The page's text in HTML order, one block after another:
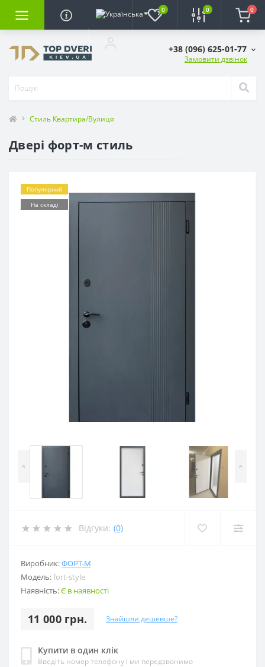
0 0 0
+38 (096) 625-01-77
Замовити дзвінок
Стиль Квартира/Вулиця
Двері форт-м стиль
Популярний
На складі
< >
Відгуки: (0)
Виробник:ФОРТ-М
Модель:fort-style
Наявність:Є в наявності
11 000 грн. Знайшли дешевше?
Купити в один клік
Введіть номер телефону і ми передзвонимо